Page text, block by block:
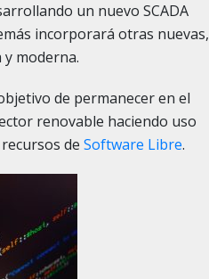
un nuevo SCADA
incorporará otras nuevas,
moderna.
de permanecer en el
renovable haciendo uso
de Software Libre.